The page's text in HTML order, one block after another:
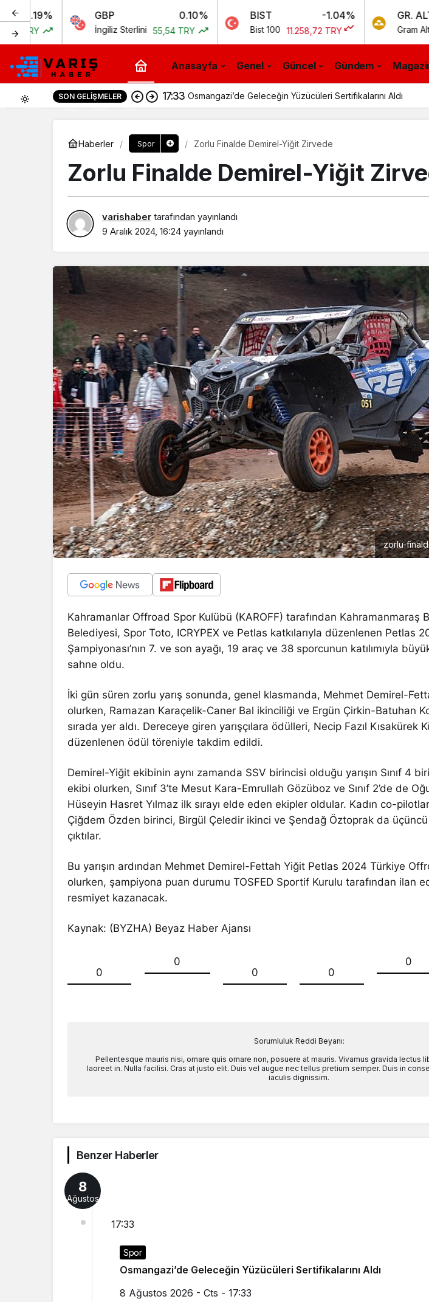
GBP
İngiliz Sterlini 55,54 TRY
BIST
Bist 100 11.258,72 TRY
GR. ALTIN
Gram Altın
Anasayfa Genel Güncel Gündem
0
SON GELIŞMELER 17:33 Osmangazi’de Geleceğin Yüzücüleri Sertifikalarını Aldı
Haberler Spor Zorlu Finalde Demirel-Yiğit Zirvede
Zorlu Finalde Demirel-Yiğit
varishaber tarafından yayınlandı
9 Aralık 2024, 16:24 yayınlandı
zorlu-
Kahramanlar Offroad Spor Kulübü (KAROFF) tarafından Kahramanmaraş
Belediyesi, Spor Toto, ICRYPEX ve Petlas katkılarıyla düzenlenen Petlas
Şampiyonası’nın 7. ve son ayağı, 19 araç ve 38 sporcunun katılımıyla
sahne oldu.
İki gün süren zorlu yarış sonunda, genel klasmanda, Mehmet Demirel-
olurken, Ramazan Karaçelik-Caner Bal ikinciliği ve Ergün Çirkin-Batuhan
sırada yer aldı. Dereceye giren yarışçılara ödülleri, Necip Fazıl Kısakürek
düzenlenen ödül töreniyle takdim edildi.
Demirel-Yiğit ekibinin aynı zamanda SSV birincisi olduğu yarışın Sınıf 4
ekibi olurken, Sınıf 3’te Mesut Kara-Emrullah Gözüboz ve Sınıf 2’de de
Hüseyin Hasret Yılmaz ilk sırayı elde eden ekipler oldular. Kadın co-
Çiğdem Özden birinci, Birgül Çeledir ikinci ve Şendağ Öztoprak da
çıktılar.
Bu yarışın ardından Mehmet Demirel-Fettah Yiğit Petlas 2024 Türkiye
olurken, şampiyona puan durumu TOSFED Sportif Kurulu tarafından ilan
resmiyet kazanacak.
Kaynak: (BYZHA) Beyaz Haber Ajansı
0
0
0
0
0
Sorumluluk Reddi Beyanı:
Pellentesque mauris nisi, ornare quis ornare non, posuere at mauris. Vivamus gravida lectus
laoreet in. Nulla facilisi. Cras at justo elit. Duis vel augue nec tellus pretium semper. Duis in
iaculis dignissim.
Benzer Haberler
8
Ağustos
17:33
Spor
Osmangazi’de Geleceğin Yüzücüleri Sertifikalarını Aldı
8 Ağustos 2026 - Cts - 17:33